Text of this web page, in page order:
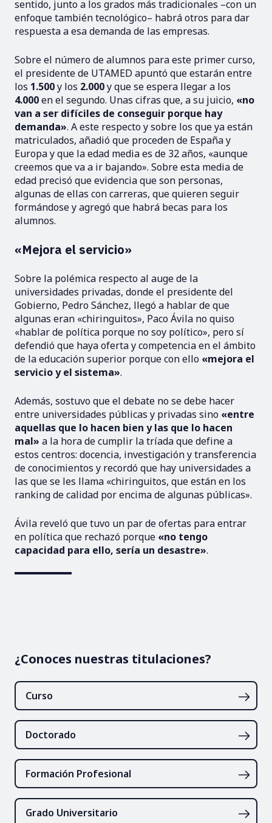
sentido, junto a los grados más tradicionales –con un
enfoque también tecnológico– habrá otros para dar
respuesta a esa demanda de las empresas.
Sobre el número de alumnos para este primer curso,
el presidente de UTAMED apuntó que estarán entre
los 1.500y los 2.000y que se espera llegar a los
4.000en el segundo. Unas cifras que, a su juicio, «no
van a ser difíciles de conseguir porque hay
demanda». A este respecto y sobre los que ya están
matriculados, añadió que proceden de España y
Europa y que la edad media es de 32 años, «aunque
creemos que va a ir bajando». Sobre esta media de
edad precisó que evidencia que son personas,
algunas de ellas con carreras, que quieren seguir
formándose y agregó que habrá becas para los
alumnos.
«Mejora el servicio»
Sobre la polémica respecto al auge de la
universidades privadas, donde el presidente del
Gobierno, Pedro Sánchez, llegó a hablar de que
algunas eran «chiringuitos», Paco Ávila no quiso
«hablar de política porque no soy político», pero sí
defendió que haya oferta y competencia en el ámbito
de la educación superior porque con ello «mejora el
servicio y el sistema».
Además, sostuvo que el debate no se debe hacer
entre universidades públicas y privadas sino «entre
aquellas que lo hacen bien y las que lo hacen
mal» a la hora de cumplir la tríada que define a
estos centros: docencia, investigación y transferencia
de conocimientos y recordó que hay universidades a
las que se les llama «chiringuitos, que están en los
ranking de calidad por encima de algunas públicas».
Ávila reveló que tuvo un par de ofertas para entrar
en política que rechazó porque «no tengo
capacidad para ello, sería un desastre».
¿Conoces nuestras titulaciones?
Curso
Doctorado
Formación Profesional
Grado Universitario